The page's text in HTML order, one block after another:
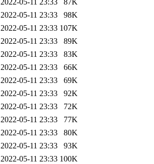
2022-05-11 23:33
87K
2022-05-11 23:33
98K
2022-05-11 23:33 107K
2022-05-11 23:33
89K
2022-05-11 23:33
83K
2022-05-11 23:33
66K
2022-05-11 23:33
69K
2022-05-11 23:33
92K
2022-05-11 23:33
72K
2022-05-11 23:33
77K
2022-05-11 23:33
80K
2022-05-11 23:33
93K
2022-05-11 23:33 100K